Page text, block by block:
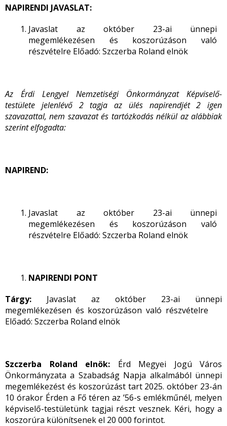
NAPIRENDI JAVASLAT:
Javaslat az október 23-ai ünnepi
megemlékezésen és koszorúzáson való
részvételre Előadó: Szczerba Roland elnök
Az Érdi Lengyel Nemzetiségi Önkormányzat Képviselő-
testülete jelenlévő 2 tagja az ülés napirendjét 2 igen
szavazattal, nem szavazat és tartózkodás nélkül az alábbiak
szerint elfogadta:
NAPIREND:
Javaslat az október 23-ai ünnepi
megemlékezésen és koszorúzáson való
részvételre Előadó: Szczerba Roland elnök
NAPIRENDI PONT
Tárgy: Javaslat az október 23-ai ünnepi
megemlékezésen és koszorúzáson való részvételre
Előadó: Szczerba Roland elnök
Szczerba Roland elnök: Érd Megyei Jogú Város
Önkormányzata a Szabadság Napja alkalmából ünnepi
megemlékezést és koszorúzást tart 2025. október 23-án
10 órakor Érden a Fő téren az ’56-s emlékműnél, melyen
képviselő-testületünk tagjai részt vesznek. Kéri, hogy a
koszorúra különítsenek el 20 000 forintot.